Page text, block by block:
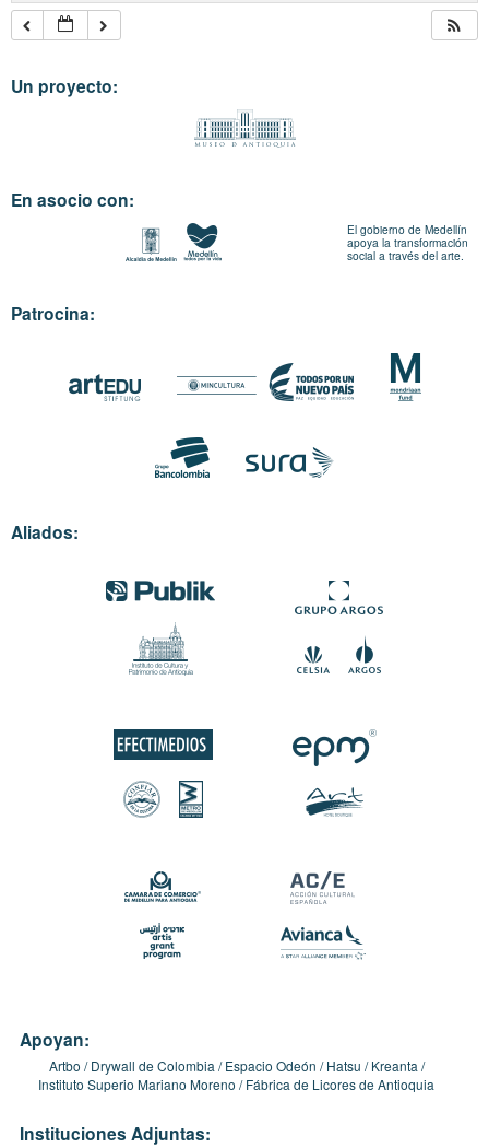
Un proyecto:
En asocio con:
El gobierno de Medellín
apoya la transformación
social a través del arte.
Patrocina:
Aliados:
Apoyan:
Artbo Drywall de Colombia Espacio Odeón Hatsu
Kreanta
Instituto Superio Mariano Moreno
Fábrica de Licores de Antioquia
Instituciones Adjuntas: